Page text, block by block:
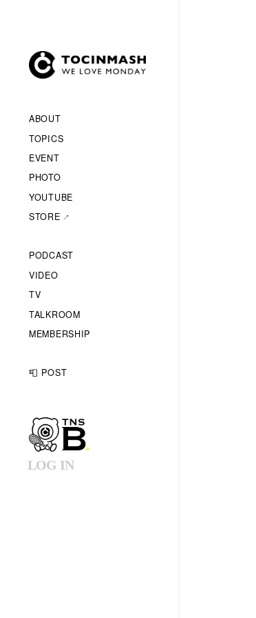
ABOUT
TOPICS
EVENT
PHOTO
YOUTUBE
STORE
PODCAST
VIDEO
TV
TALKROOM
MEMBERSHIP
📮 POST
LOG IN